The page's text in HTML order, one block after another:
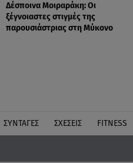
Δέσποινα Μοιραράκη: Οι
ξέγνοιαστες στιγμές της
παρουσιάστριας στη Μύκονο
ΣΥΝΤΑΓΕΣ ΣΧΕΣΕΙΣ FITNESS